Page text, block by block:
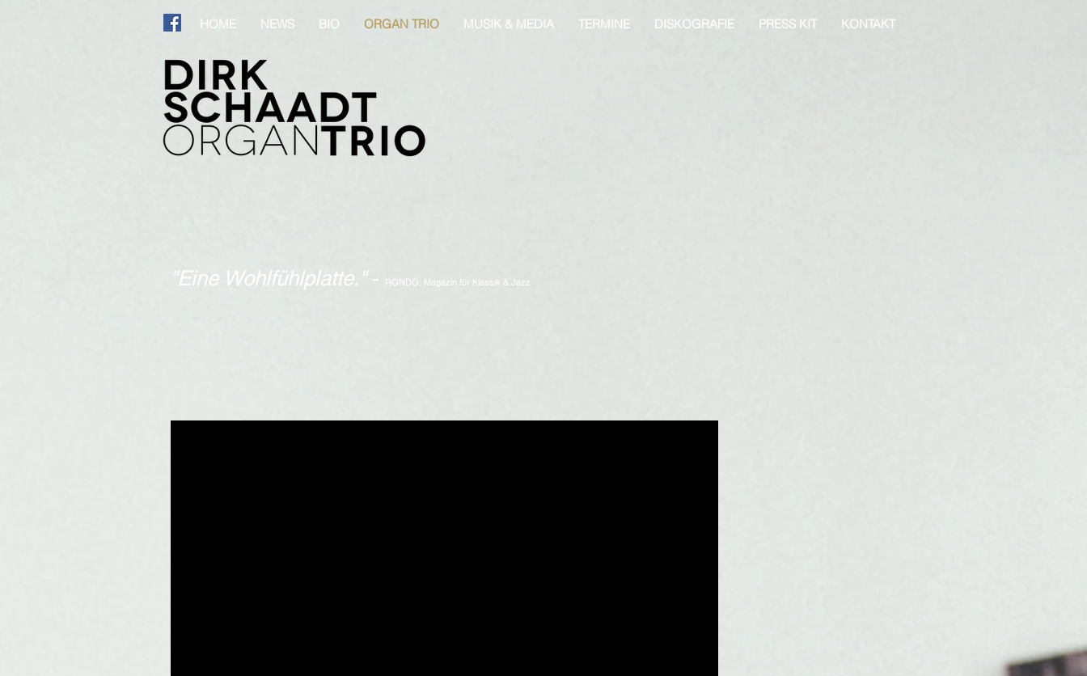
HOME NEWS BIO ORGAN TRIO MUSIK & MEDIA TERMINE DISKOGRAFIE PRESS KIT KONTAKT
"Eine Wohlfühlplatte."- RONDO, Magazin für Klassik & Jazz